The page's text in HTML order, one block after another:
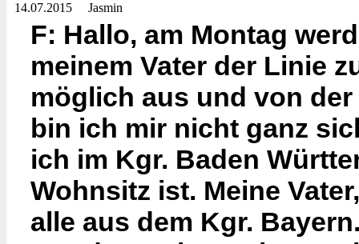
14.07.2015 Jasmin
F: Hallo, am Montag
meinem Vater der Linie
möglich aus und von
bin ich mir nicht ganz
ich im Kgr. Baden
Wohnsitz ist. Meine
alle aus dem Kgr.